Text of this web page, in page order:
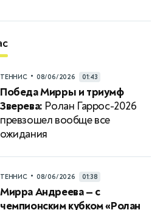
ТЕННИС • 08/06/2026 01:43
Победа Мирры и триумф
Зверева: Ролан Гаррос-2026
превзошел вообще все
ожидания
ТЕННИС • 08/06/2026 01:38
Мирра Андреева — с
чемпионским кубком «Ролан